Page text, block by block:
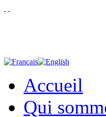
Accueil
Qui